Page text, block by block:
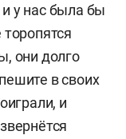
у нас была бы
они долго
в своих
и